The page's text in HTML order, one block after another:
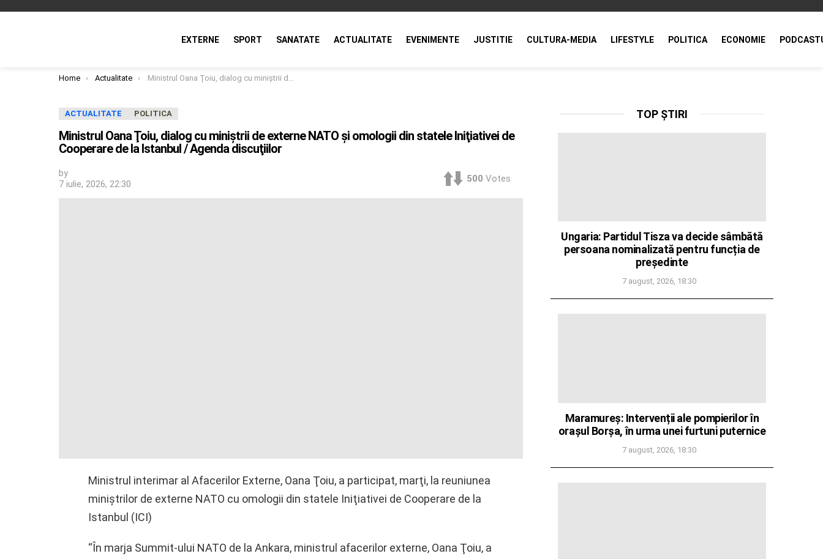
EXTERNE SPORT SANATATE ACTUALITATE EVENIMENTE JUSTITIE CULTURA-MEDIA LIFESTYLE POLITICA ECONOMIE
You are here:
Home Actualitate Ministrul Oana Ţoiu, dialog cu miniştrii de externe NATO şi omologii din statele Iniţiativei de Cooperare de la Istanbul / Agenda discuţiilor
ACTUALITATE POLITICA
Ministrul Oana Ţoiu, dialog cu miniştrii de externe NATO şi omologii din statele Iniţiativei de
Cooperare de la Istanbul / Agenda discuţiilor
by
7 iulie, 2026, 22:30
500 Votes
Ministrul interimar al Afacerilor Externe, Oana Ţoiu, a participat, marţi, la reuniunea
miniştrilor de externe NATO cu omologii din statele Iniţiativei de Cooperare de la
Istanbul (ICI)
“În marja Summit-ului NATO de la Ankara, ministrul afacerilor externe, Oana Ţoiu, a
TOP ȘTIRI
Ungaria: Partidul Tisza va decide sâmbătă
persoana nominalizată pentru funcția de
președinte
7 august, 2026, 18:30
Maramureș: Intervenții ale pompierilor în
orașul Borșa, în urma unei furtuni puternice
7 august, 2026, 18:30